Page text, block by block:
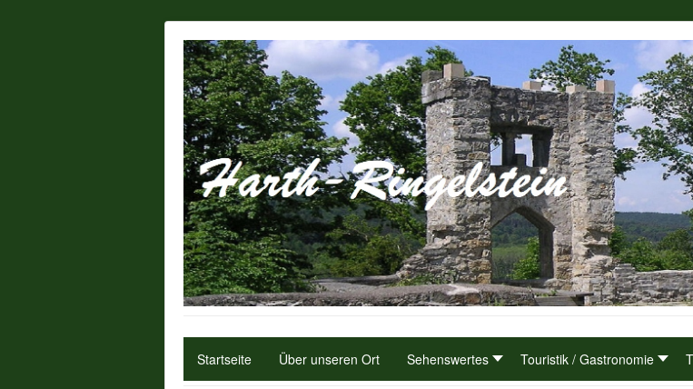
Startseite Über unseren Ort Sehenswertes Touristik / Gastronomie